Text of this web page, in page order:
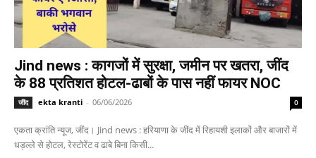
Jind news : कागजों में सुरक्षा, जमीन पर खतरा, जींद
के 88 प्रतिशत होटल-ढाबों के पास नहीं फायर NOC
जींद ekta kranti - 06/06/2026 0
एकता क्रांति न्यूज, जींद। Jind news : हरियाणा के जींद में रिहायशी इलाकों और बाजारों में
धड़ल्ले से होटल, रेस्टोरेंट व ढाबे बिना किसी...